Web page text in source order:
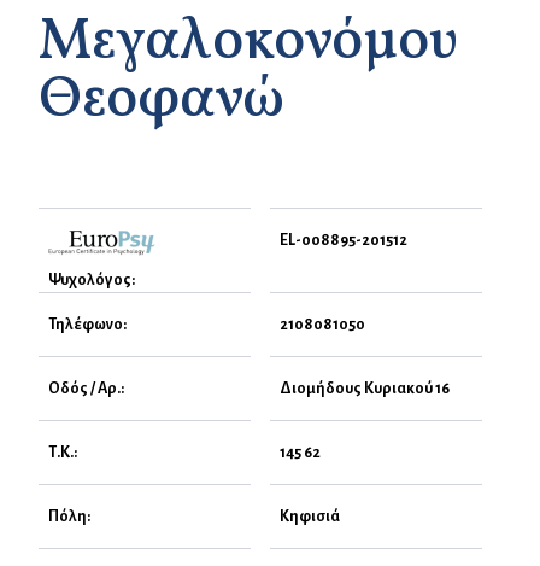
Μεγαλοκονόμου
Θεοφανώ
Ψυχολόγος:
EL-008895-201512
Τηλέφωνο: 2108081050
Οδός / Αρ.: Διομήδους Κυριακού 16
Τ.Κ.: 145 62
Πόλη: Κηφισιά